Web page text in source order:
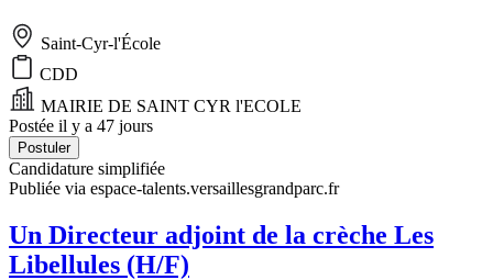
Saint-Cyr-l'École
CDD
MAIRIE DE SAINT CYR l'ECOLE
Postée il y a 47 jours
Postuler
Candidature simplifiée
Publiée via espace-talents.versaillesgrandparc.fr
Un Directeur adjoint de la crèche Les
Libellules (H/F)